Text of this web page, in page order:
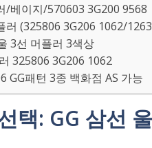
/베이지/570603 3G200 9568
러 (325806 3G206 1062/
3선 머플러 3색상
325806 3G206 1062
GG패턴 3종 백화점 AS 가능
택: GG 삼선